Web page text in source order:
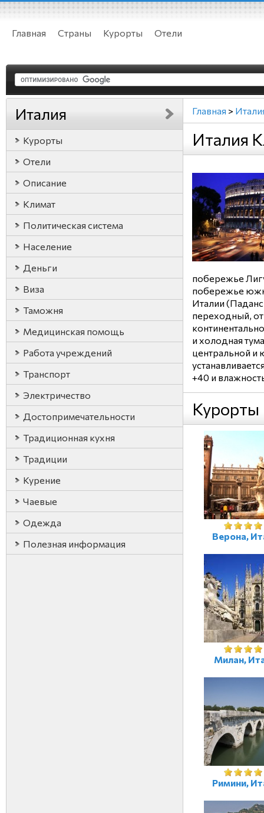
Главная Страны Курорты Отели
Италия
Курорты
Отели
Описание
Климат
Политическая система
Население
Деньги
Виза
Таможня
Медицинская помощь
Работа учреждений
Транспорт
Электричество
Достопримечательности
Традиционная кухня
Традиции
Курение
Чаевые
Одежда
Полезная информация
Главная >
Италия
побережье
побережье
Италии
переходный,
и холодная
центральной и
+40 и
Курорты
Верона,
Милан,
Римини,